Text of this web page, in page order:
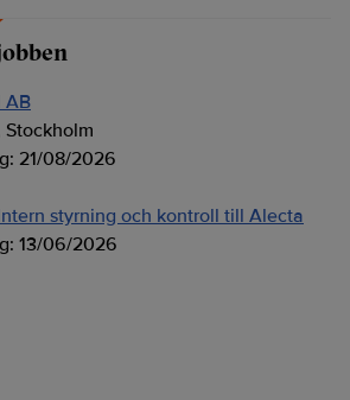
AB
Stockholm
21/08/2026
styrning och kontroll till Alecta
13/06/2026